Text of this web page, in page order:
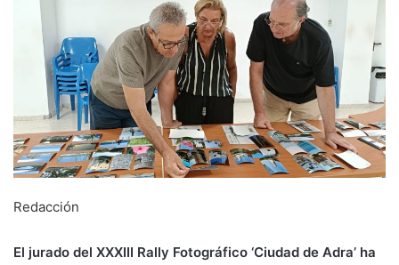
Redacción
El jurado del XXXIII Rally Fotográfico ‘Ciudad de Adra’ ha